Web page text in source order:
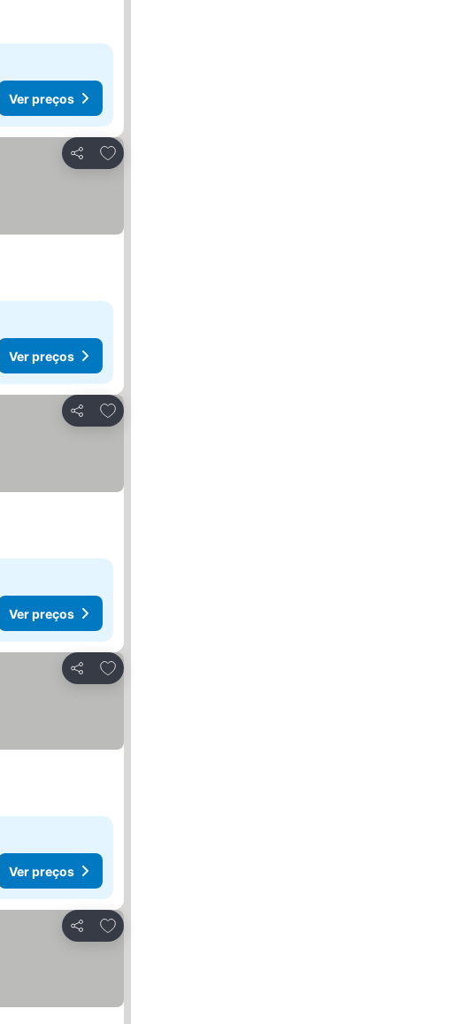
Ver preços
Partilhar
Adicionar aos favoritos
Ver preços
Partilhar
Adicionar aos favoritos
Ver preços
Partilhar
Adicionar aos favoritos
Ver preços
Partilhar
Adicionar aos favoritos